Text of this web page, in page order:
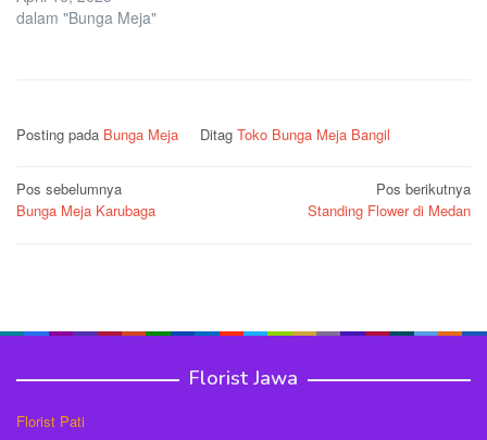
dalam "Bunga Meja"
Posting pada Bunga Meja Ditag Toko Bunga Meja Bangil
Navigasi
pos
Pos sebelumnya
Bunga Meja Karubaga
Pos berikutnya
Standing Flower di Medan
Florist Jawa
Florist Pati